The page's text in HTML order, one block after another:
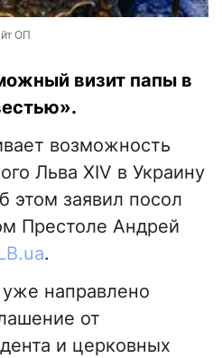
ОП
визит папы в
возможность
Льва XIV в Украину
этом заявил посол
Престоле Андрей
.
направлено
от
и церковных